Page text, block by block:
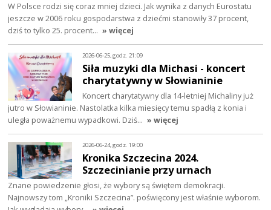
W Polsce rodzi się coraz mniej dzieci. Jak wynika z danych Eurostatu
jeszcze w 2006 roku gospodarstwa z dziećmi stanowiły 37 procent,
dziś to tylko 25. procent… » więcej
2026-06-25, godz. 21:09
Siła muzyki dla Michasi - koncert
charytatywny w Słowianinie
Koncert charytatywny dla 14-letniej Michaliny już
jutro w Słowianinie. Nastolatka kilka miesięcy temu spadłą z konia i
uległa poważnemu wypadkowi. Dziś… » więcej
2026-06-24, godz. 19:00
Kronika Szczecina 2024.
Szczecinianie przy urnach
Znane powiedzenie głosi, że wybory są świętem demokracji.
Najnowszy tom „Kroniki Szczecina”. poświęcony jest właśnie wyborom.